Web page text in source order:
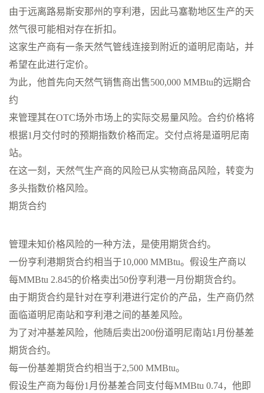
由于远离路易斯安那州的亨利港，因此马塞勒地区生产的天
然气很可能相对存在折扣。
这家生产商有一条天然气管线连接到附近的道明尼南站，并
希望在此进行定价。
为此，他首先向天然气销售商出售500,000 MMBtu的远期合
约
来管理其在OTC场外市场上的实际交易量风险。合约价格将
根据1月交付时的预期指数价格而定。交付点将是道明尼南
站。
在这一刻，天然气生产商的风险已从实物商品风险，转变为
多头指数价格风险。
期货合约
管理未知价格风险的一种方法，是使用期货合约。
一份亨利港期货合约相当于10,000 MMBtu。假设生产商以
每MMBtu 2.845的价格卖出50份亨利港一月份期货合约。
由于期货合约是针对在亨利港进行定价的产品，生产商仍然
面临道明尼南站和亨利港之间的基差风险。
为了对冲基差风险，他随后卖出200份道明尼南站1月份基差
期货合约。
每一份基差期货合约相当于2,500 MMBtu。
假设生产商为每份1月份基差合同支付每MMBtu 0.74，他即